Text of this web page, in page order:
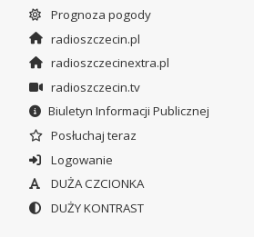
Prognoza pogody
radioszczecin.pl
radioszczecinextra.pl
radioszczecin.tv
Biuletyn Informacji Publicznej
Posłuchaj teraz
Logowanie
DUŻA CZCIONKA
DUŻY KONTRAST